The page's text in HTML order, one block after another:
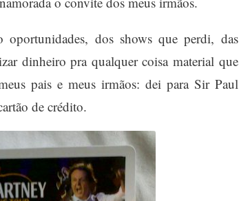
dos shows que perdi, das
dinheiro pra qualquer coisa material que
pais e meus irmãos: dei para Sir Paul
de crédito.